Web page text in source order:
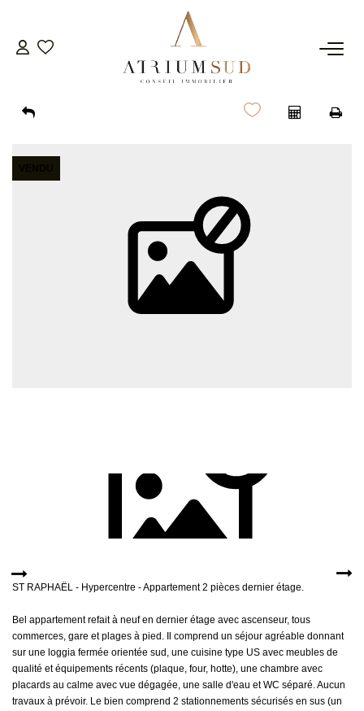
TRANSACTION
SYNDIC
ESTIMATION
ST RAPHAËL - Hypercentre - Appartement 2 pièces dernier étage.
Bel appartement refait à neuf en dernier étage avec ascenseur, tous
commerces, gare et plages à pied. Il comprend un séjour agréable donnant
sur une loggia fermée orientée sud, une cuisine type US avec meubles de
qualité et équipements récents (plaque, four, hotte), une chambre avec
placards au calme avec vue dégagée, une salle d'eau et WC séparé. Aucun
travaux à prévoir. Le bien comprend 2 stationnements sécurisés en sus (un